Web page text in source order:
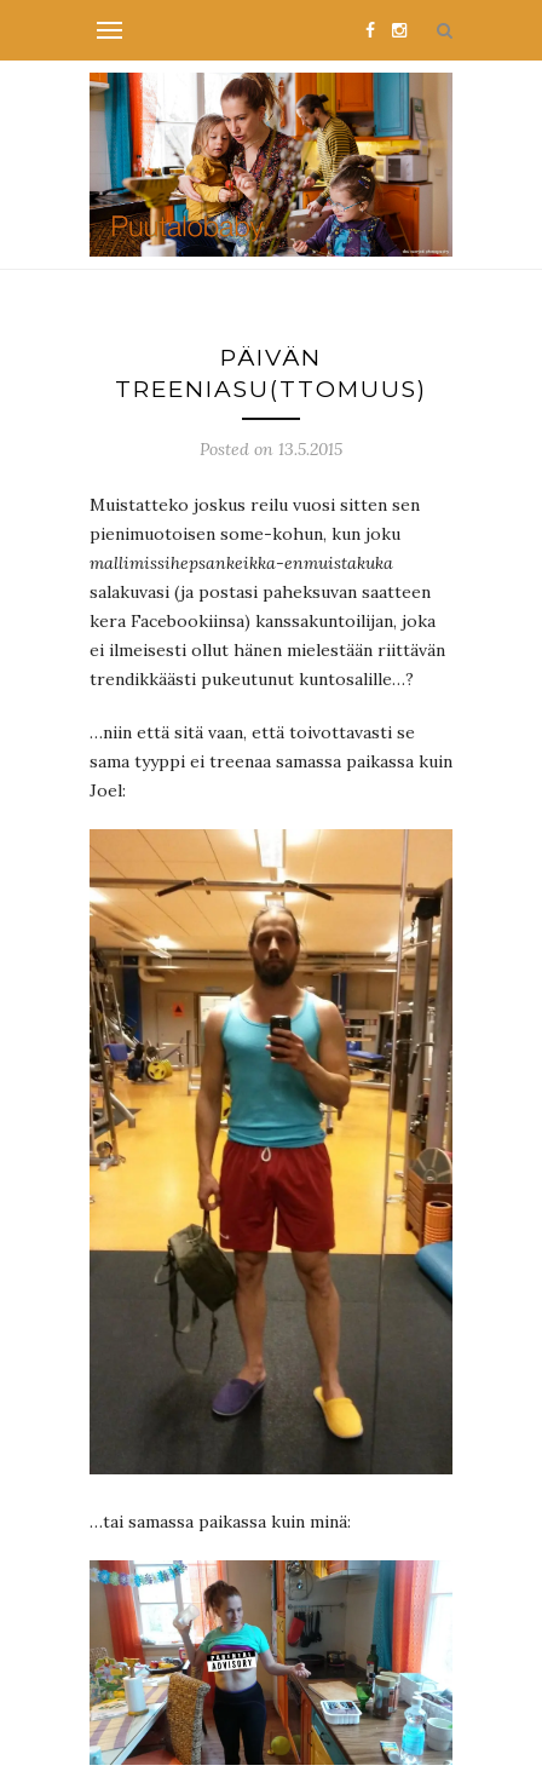
PÄIVÄN
TREENIASU(TTOMUUS)
Posted on 13.5.2015
Muistatteko joskus reilu vuosi sitten sen
pienimuotoisen some-kohun, kun joku
mallimissihepsankeikka-enmuistakuka
salakuvasi (ja postasi paheksuvan saatteen
kera Facebookiinsa) kanssakuntoilijan, joka
ei ilmeisesti ollut hänen mielestään riittävän
trendikkäästi pukeutunut kuntosalille…?
…niin että sitä vaan, että toivottavasti se
sama tyyppi ei treenaa samassa paikassa kuin
Joel:
…tai samassa paikassa kuin minä: